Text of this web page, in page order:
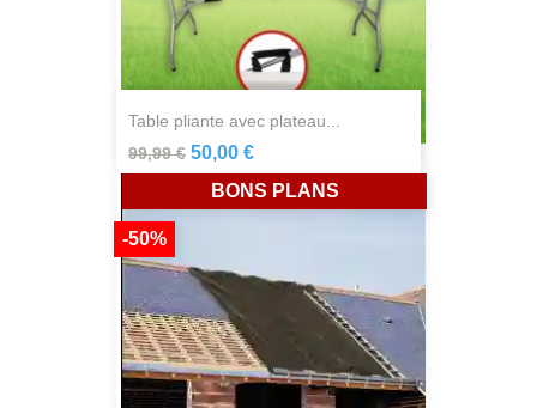
table pliante avec plateau...
99,99 € 50,00 €
-50%
BONS PLANS